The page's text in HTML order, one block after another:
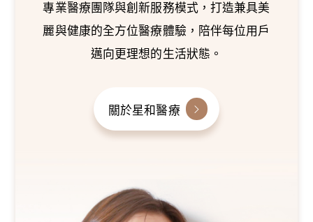
專業醫療團隊與創新服務模式，打造兼具美
麗與健康的全方位醫療體驗，陪伴每位用戶
邁向更理想的生活狀態。
關於星和醫療